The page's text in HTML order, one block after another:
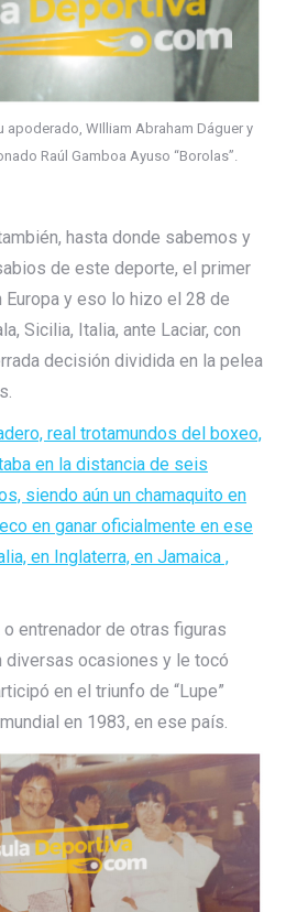
apoderado, WIlliam Abraham Dáguer y
Raúl Gamboa Ayuso “Borolas”.
hasta donde sabemos y
de este deporte, el primer
y eso lo hizo el 28 de
Sicilia, Italia, ante Laciar, con
decisión dividida en la pelea
real trotamundos del boxeo,
en la distancia de seis
siendo aún un chamaquito en
en ganar oficialmente en ese
en Inglaterra, en Jamaica ,
entrenador de otras figuras
diversas ocasiones y le tocó
en el triunfo de “Lupe”
en 1983, en ese país.